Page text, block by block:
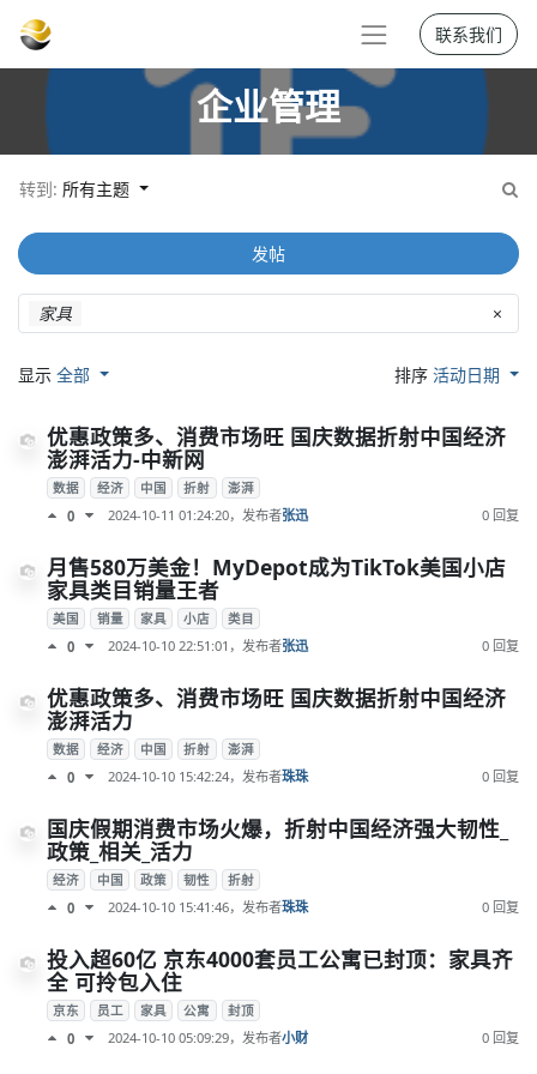
联系我们
企业管理
转到: 所有主题
家具 ×
发帖
显示 全部 排序活动日期
优惠政策多、消费市场旺 国庆数据折射中国经济
澎湃活力-中新网
数据 经济 中国 折射 澎湃
0 2024-10-11 01:24:20，发布者张迅 0 回复
月售580万美金！MyDepot成为TikTok美国小店
家具类目销量王者
美国 销量 家具 小店 类目
0 2024-10-10 22:51:01 ，发布者张迅 0 回复
优惠政策多、消费市场旺 国庆数据折射中国经济
澎湃活力
数据 经济 中国 折射 澎湃
0 2024-10-10 15:42:24，发布者珠珠 0 回复
国庆假期消费市场火爆，折射中国经济强大韧性_
政策_相关_活力
经济 中国 政策 韧性 折射
0 2024-10-10 15:41:46，发布者珠珠 0 回复
投入超60亿 京东4000套员工公寓已封顶：家具齐
全 可拎包入住
京东 员工 家具 公寓 封顶
0 2024-10-10 05:09:29，发布者小财 0 回复